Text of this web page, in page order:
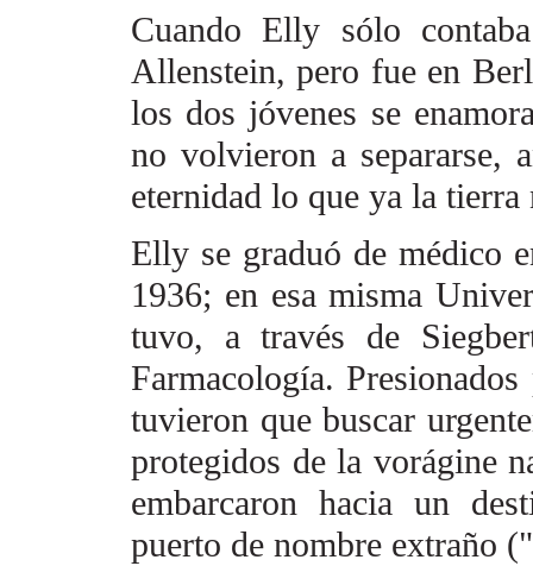
Cuando Elly sólo
Allenstein, pero fue en
los dos jóvenes se
no volvieron a separarse,
eternidad lo que ya la tierra
Elly se graduó de médico
1936; en esa misma
tuvo, a través de
Farmacología.
tuvieron que buscar
protegidos de la vorágine
embarcaron hacia un
puerto de nombre extraño